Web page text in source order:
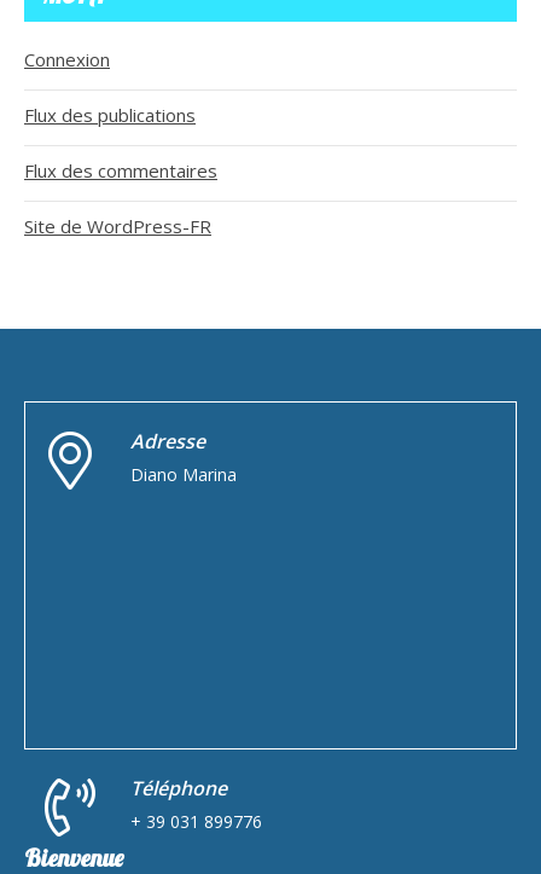
Connexion
Flux des publications
Flux des commentaires
Site de WordPress-FR
Adresse
Diano Marina
Téléphone
+ 39 031 899776
Bienvenue